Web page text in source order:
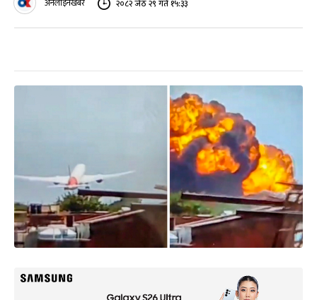
अनलाइनखबर २०८२ जेठ २९ गते १५:३३